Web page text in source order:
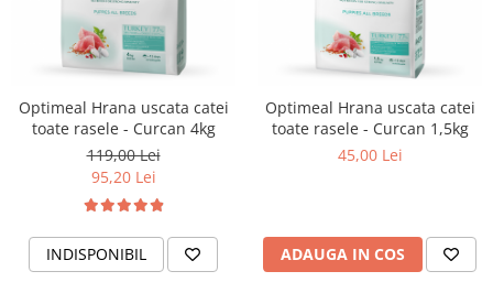
Optimeal Hrana uscata catei
toate rasele - Curcan 4kg
119,00 Lei
95,20 Lei
INDISPONIBIL
Optimeal Hrana uscata catei
toate rasele - Curcan 1,5kg
45,00 Lei
ADAUGA IN COS